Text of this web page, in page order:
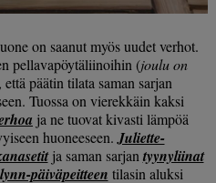
on saanut myös uudet verhot.
pellavapöytäliinoihin (joulu on
että päätin tilata saman sarjan
Tuossa on vierekkäin kaksi
ja ne tuovat kivasti lämpöä
huoneeseen. Juliette-
ja saman sarjan tyynyliinat
päiväpeitteen tilasin aluksi